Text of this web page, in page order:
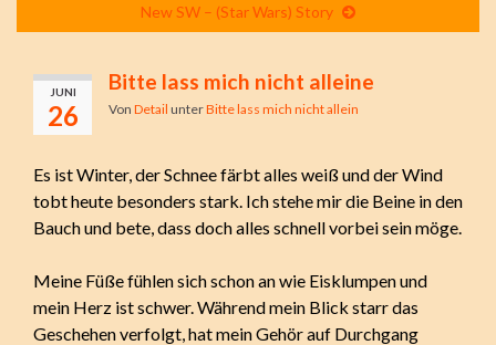
New SW – (Star Wars) Story
JUNI
26
Bitte lass mich nicht alleine
Von Detail unterBitte lass mich nicht allein
Es ist Winter, der Schnee färbt alles weiß und der Wind
tobt heute besonders stark. Ich stehe mir die Beine in den
Bauch und bete, dass doch alles schnell vorbei sein möge.
Meine Füße fühlen sich schon an wie Eisklumpen und
mein Herz ist schwer. Während mein Blick starr das
Geschehen verfolgt, hat mein Gehör auf Durchgang